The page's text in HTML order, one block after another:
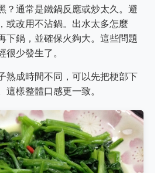
？通常是鐵鍋反應或炒太久。避
或改用不沾鍋。出水太多怎麼
下鍋，並確保火夠大。這些問題
少發生了。
熟成時間不同，可以先把梗部下
樣整體口感更一致。